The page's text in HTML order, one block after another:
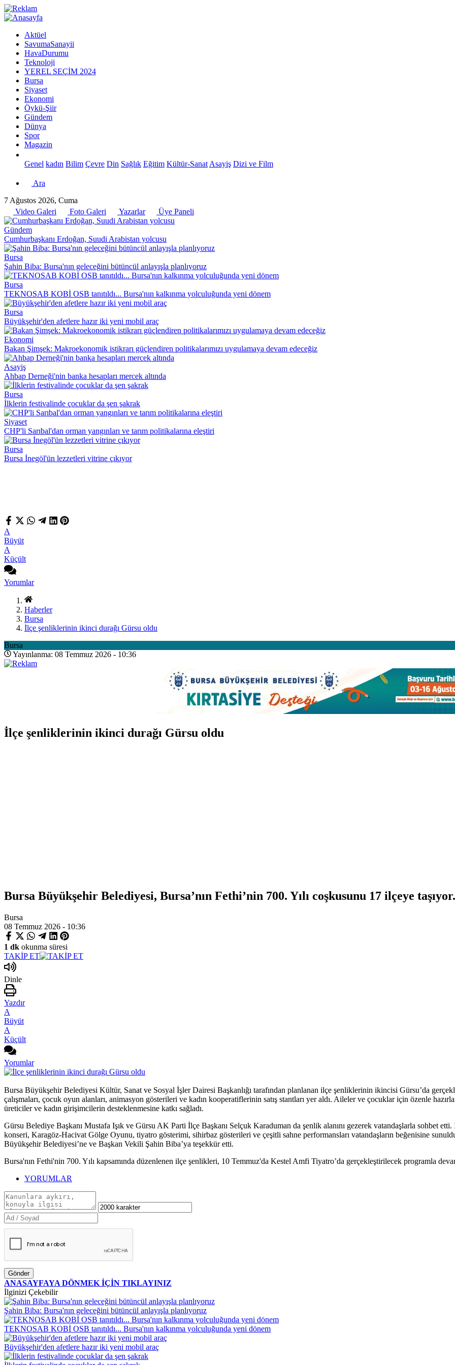
Aktüel
SavumaSanayii
HavaDurumu
Teknoloji
YEREL SEÇİM 2024
Bursa
Siyaset
Ekonomi
Öykü-Şiir
Gündem
Dünya
Spor
Magazin
Genel kadın Bilim Çevre Din Sağlık Eğitim Kültür-Sanat Asayiş Dizi ve Film
Ara
7 Ağustos 2026, Cuma
Video Galeri
Foto Galeri Yazarlar Üye Paneli
Gündem
Cumhurbaşkanı Erdoğan, Suudi Arabistan yolcusu
Bursa
Şahin Biba: Bursa'nın geleceğini bütüncül anlayışla planlıyoruz
Bursa
TEKNOSAB KOBİ OSB tanıtıldı... Bursa'nın kalkınma yolculuğunda yeni dönem
Bursa
Büyükşehir'den afetlere hazır iki yeni mobil araç
Ekonomi
Bakan Şimşek: Makroekonomik istikrarı güçlendiren politikalarımızı uygulamaya devam edeceğiz
Asayiş
Ahbap Derneği'nin banka hesapları mercek altında
Bursa
İlklerin festivalinde çocuklar da şen şakrak
Siyaset
CHP'li Sarıbal'dan orman yangınları ve tarım politikalarına eleştiri
Bursa
Bursa İnegöl'ün lezzetleri vitrine çıkıyor
A
Büyüt
A
Küçült
Yorumlar
Haberler
Bursa
İlçe şenliklerinin ikinci durağı Gürsu oldu
Bursa
Yayınlanma: 08 Temmuz 2026 - 10:36
İlçe şenliklerinin ikinci durağı Gürsu oldu
Bursa Büyükşehir Belediyesi, Bursa’nın Fethi’nin 700. Yılı coşkusunu 17 ilçeye taşıyor.
Bursa
08 Temmuz 2026 - 10:36
1 dk okunma süresi
TAKİP ET
Dinle
Yazdır
A
Büyüt
A
Küçült
Yorumlar
Bursa Büyükşehir Belediyesi Kültür, Sanat ve Sosyal İşler Dairesi Başkanlığı tarafından planlanan ilçe şenliklerinin ikincisi Gürsu’da
çalışmaları, çocuk oyun alanları, animasyon gösterileri ve kadın kooperatiflerinin satış stantları yer aldı. Aileler ve çocuklar için özenle
üreticiler ve kadın girişimcilerin desteklenmesine katkı sağladı.
Gürsu Belediye Başkanı Mustafa Işık ve Gürsu AK Parti İlçe Başkanı Selçuk Karaduman da şenlik alanını gezerek vatandaşlarla sohbet
konseri, Karagöz-Hacivat Gölge Oyunu, tiyatro gösterimi, sihirbaz gösterileri ve çeşitli sahne performansları vatandaşların beğenisine
Büyükşehir Belediyesi’ne ve Başkan Vekili Şahin Biba’ya teşekkür etti.
Bursa'nın Fethi'nin 700. Yılı kapsamında düzenlenen ilçe şenlikleri, 10 Temmuz'da Kestel Amfi Tiyatro’da gerçekleştirilecek programla
YORUMLAR
Gönder
ANASAYFAYA DÖNMEK İÇİN TIKLAYINIZ
İlginizi Çekebilir
Şahin Biba: Bursa'nın geleceğini bütüncül anlayışla planlıyoruz
TEKNOSAB KOBİ OSB tanıtıldı... Bursa'nın kalkınma yolculuğunda yeni dönem
Büyükşehir'den afetlere hazır iki yeni mobil araç